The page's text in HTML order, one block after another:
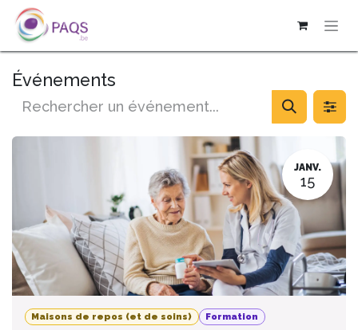
SE RENDRE AU CONTENU
Événements
JANV.
15
Maisons de repos (et de soins) Formation